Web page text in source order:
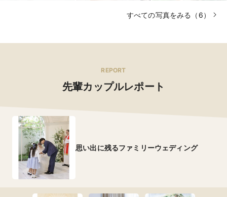
すべての写真をみる（6）
REPORT
先輩カップルレポート
思い出に残るファミリーウェディング